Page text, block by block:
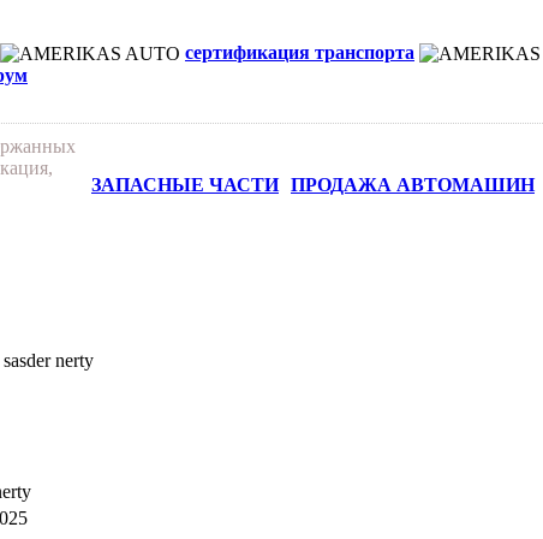
сертификация транспорта
ЗАПАСНЫЕ ЧАСТИ ПРОДАЖА АВТОМАШИН
sasder nerty